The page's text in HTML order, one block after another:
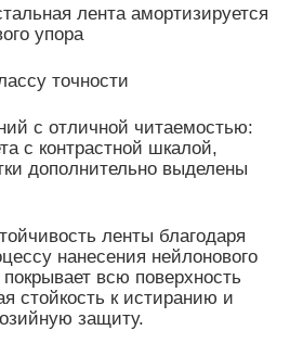
лента амортизируется
упора
точности
с отличной читаемостью:
с контрастной шкалой,
дополнительно выделены
ленты благодаря
нанесения нейлонового
всю поверхность
стойкость к истиранию и
защиту.